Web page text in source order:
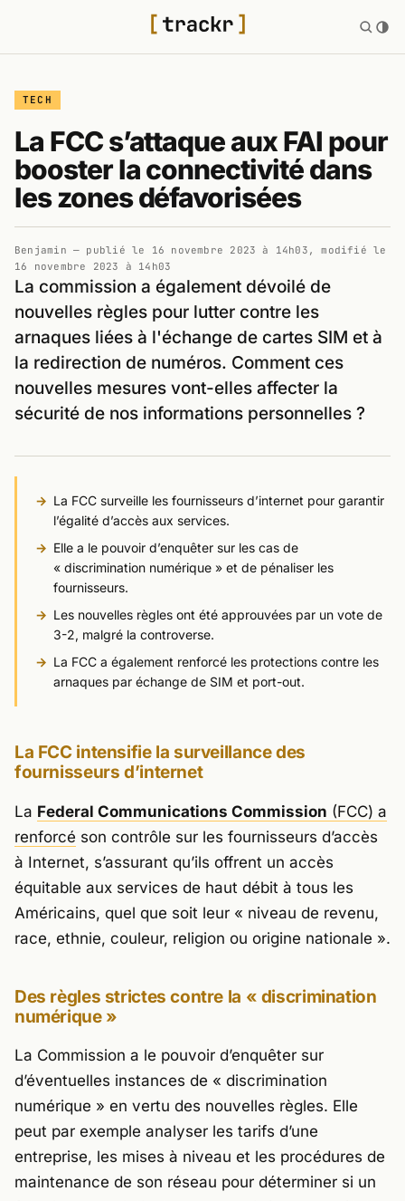
TECH
La FCC s’attaque aux FAI pour
booster la connectivité dans
les zones défavorisées
Benjamin — publié le 16 novembre 2023 à 14h03 , modifié le
16 novembre 2023 à 14h03
La commission a également dévoilé de
nouvelles règles pour lutter contre les
arnaques liées à l'échange de cartes SIM et à
la redirection de numéros. Comment ces
nouvelles mesures vont-elles affecter la
sécurité de nos informations personnelles ?
La FCC surveille les fournisseurs d’internet pour garantir
l’égalité d’accès aux services.
Elle a le pouvoir d’enquêter sur les cas de
« discrimination numérique » et de pénaliser les
fournisseurs.
Les nouvelles règles ont été approuvées par un vote de
3-2, malgré la controverse.
La FCC a également renforcé les protections contre les
arnaques par échange de SIM et port-out.
La FCC intensifie la surveillance des
fournisseurs d’internet
La Federal Communications Commission (FCC) a
renforcé son contrôle sur les fournisseurs d’accès
à Internet, s’assurant qu’ils offrent un accès
équitable aux services de haut débit à tous les
Américains, quel que soit leur « niveau de revenu,
race, ethnie, couleur, religion ou origine nationale ».
Des règles strictes contre la « discrimination
numérique »
La Commission a le pouvoir d’enquêter sur
d’éventuelles instances de « discrimination
numérique » en vertu des nouvelles règles. Elle
peut par exemple analyser les tarifs d’une
entreprise, les mises à niveau et les procédures de
maintenance de son réseau pour déterminer si un